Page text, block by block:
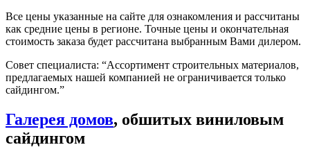
Все цены указанные на сайте для ознакомления и рассчитаны
как средние цены в регионе. Точные цены и окончательная
стоимость заказа будет рассчитана выбранным Вами дилером.
Совет специалиста: “Ассортимент строительных материалов,
предлагаемых нашей компанией не ограничивается только
сайдингом.”
Галерея домов, обшитых виниловым
сайдингом